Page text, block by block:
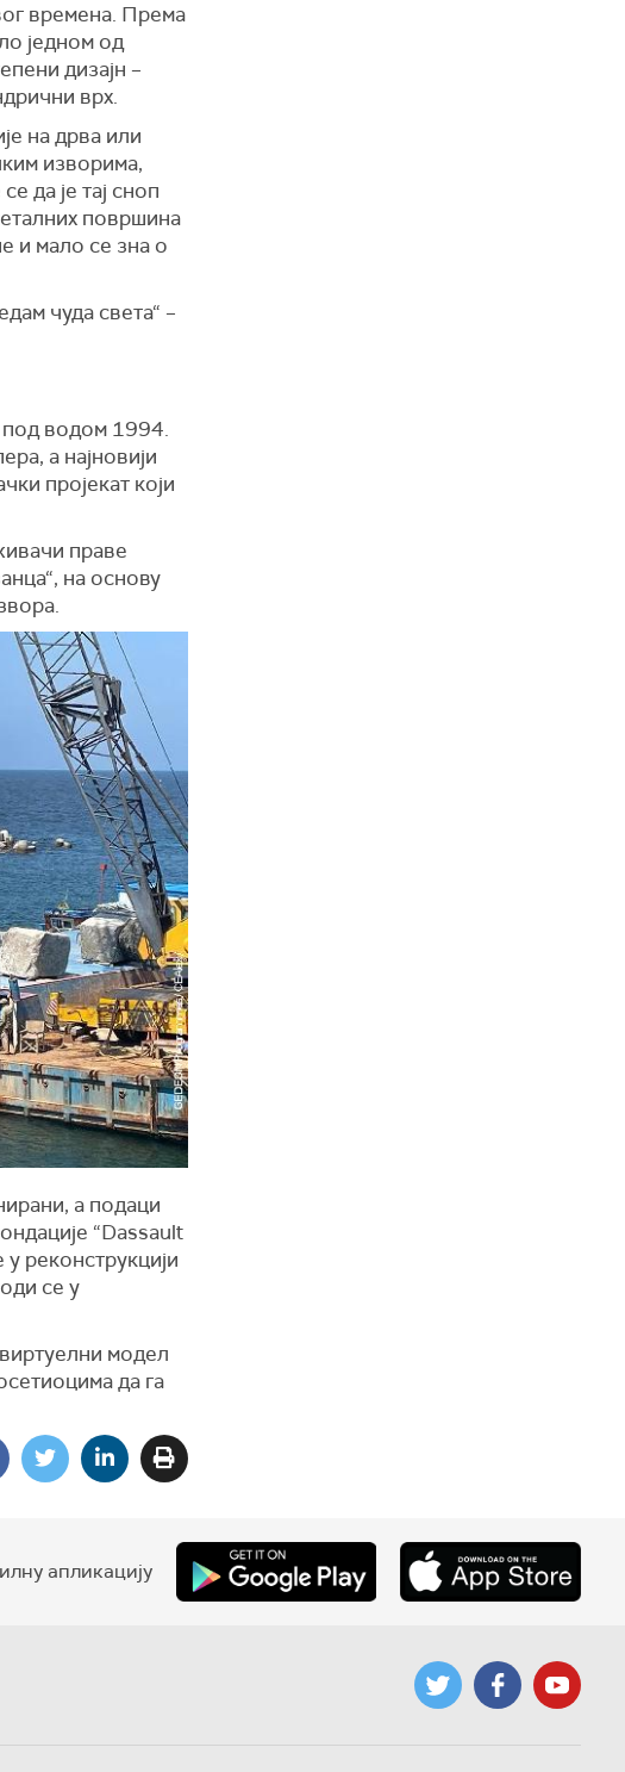
времена. Према
једном од
дизајн –
врх.
на дрва или
изворима,
се да је тај сноп
површина
и мало се зна о
чуда света“ –
под водом 1994.
а најновији
пројекат који
праве
на основу
а подаци
“Dassault
реконструкцији
се у
модел
да га
апликацију